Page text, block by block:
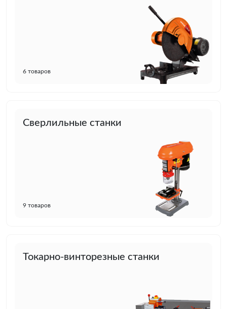
6 товаров
Сверлильные станки
9 товаров
Токарно-винторезные станки